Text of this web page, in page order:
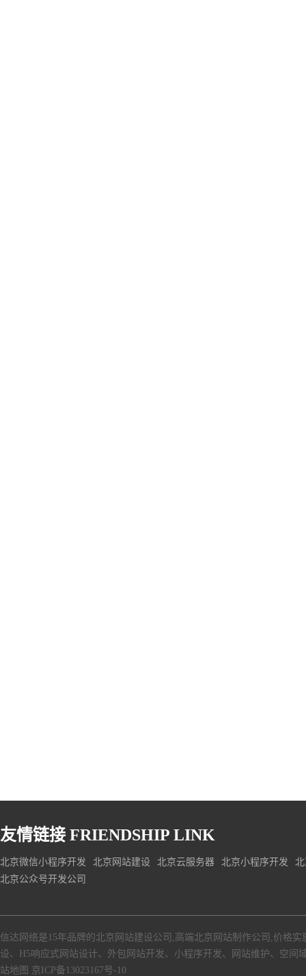
友情链接 FRIENDSHIP LINK
北京微信小程序开发 北京网站建设 北京云服务器 北京小程序开发
北京公众号开发公司
信达网络是15年品牌的北京网站建设公司,高端北京网站制作公司,价格
设、H5响应式网站设计、外包网站开发、小程序开发、网站维护、空
站地图 京ICP备13023167号-10